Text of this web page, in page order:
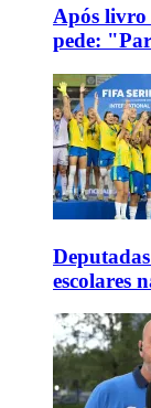
Após livro
pede:
escolares